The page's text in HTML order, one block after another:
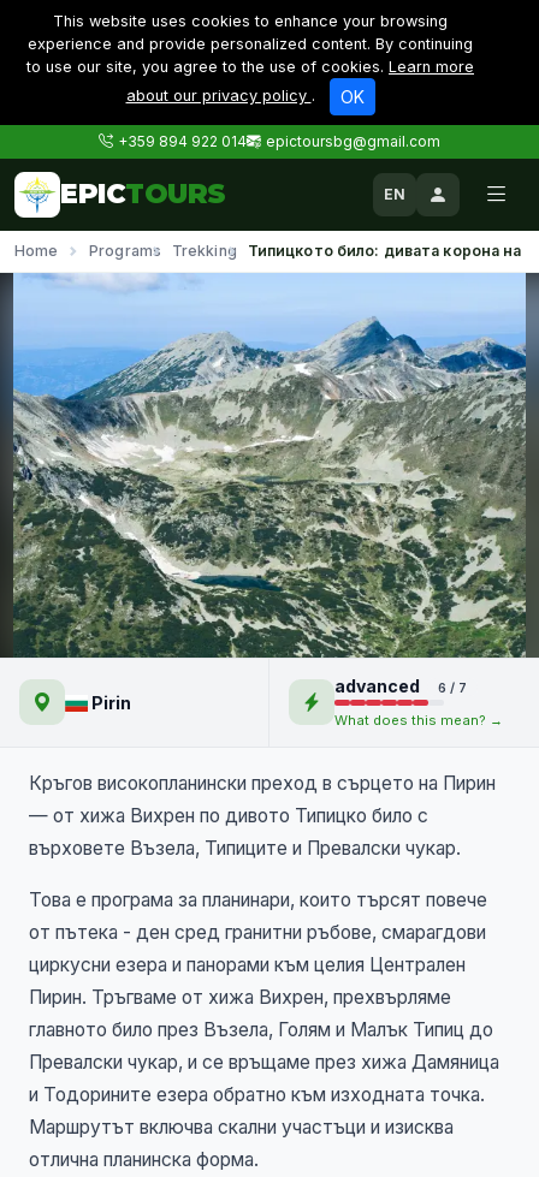
This website uses cookies to enhance your browsing
experience and provide personalized content. By continuing
to use our site, you agree to the use of cookies. Learn more
about our privacy policy . OK
+359 894 922 014 epictoursbg@gmail.com
EPICTOURS EN
Home Programs Trekking Типицкото било: дивата корона на
Типицкото било: дивата
корона на Пирин
Pirin
advanced
6 / 7
What does this mean? →
Кръгов високопланински преход в сърцето на Пирин
— от хижа Вихрен по дивото Типицко било с
върховете Възела, Типиците и Превалски чукар.
Това е програма за планинари, които търсят повече
от пътека - ден сред гранитни ръбове, смарагдови
циркусни езера и панорами към целия Централен
Пирин. Тръгваме от хижа Вихрен, прехвърляме
главното било през Възела, Голям и Малък Типиц до
Превалски чукар, и се връщаме през хижа Дамяница
и Тодорините езера обратно към изходната точка.
Маршрутът включва скални участъци и изисква
отлична планинска форма.